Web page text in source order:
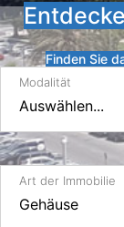
Finden Sie
Modalität
Art der Immobilie